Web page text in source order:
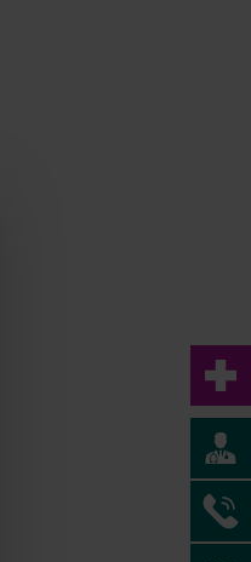
Berka GmbH